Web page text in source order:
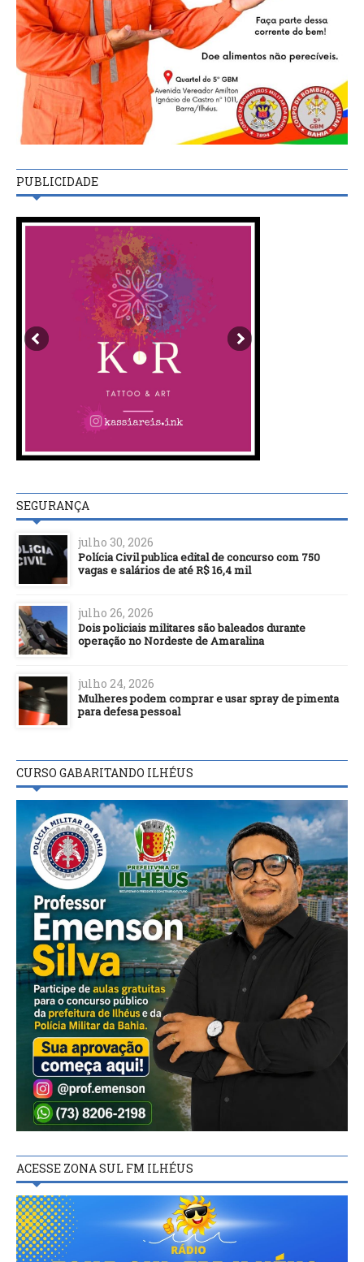
PUBLICIDADE
SEGURANÇA
julho 30, 2026
Polícia Civil publica edital de concurso com 750
vagas e salários de até R$ 16,4 mil
julho 26, 2026
Dois policiais militares são baleados durante
operação no Nordeste de Amaralina
julho 24, 2026
Mulheres podem comprar e usar spray de pimenta
para defesa pessoal
CURSO GABARITANDO ILHÉUS
ACESSE ZONA SUL FM ILHÉUS